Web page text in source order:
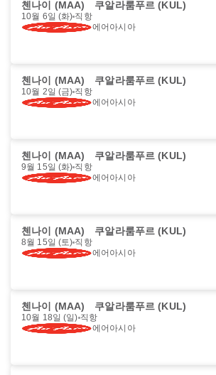
첸나이 (MAA) 쿠알라룸푸르 (KUL)
10월 6일 (화) 직항
에어아시아
첸나이 (MAA) 쿠알라룸푸르 (KUL)
10월 2일 (금) 직항
에어아시아
첸나이 (MAA) 쿠알라룸푸르 (KUL)
9월 15일 (화) 직항
에어아시아
첸나이 (MAA) 쿠알라룸푸르 (KUL)
8월 15일 (토) 직항
에어아시아
첸나이 (MAA) 쿠알라룸푸르 (KUL)
10월 18일 (일) 직항
에어아시아